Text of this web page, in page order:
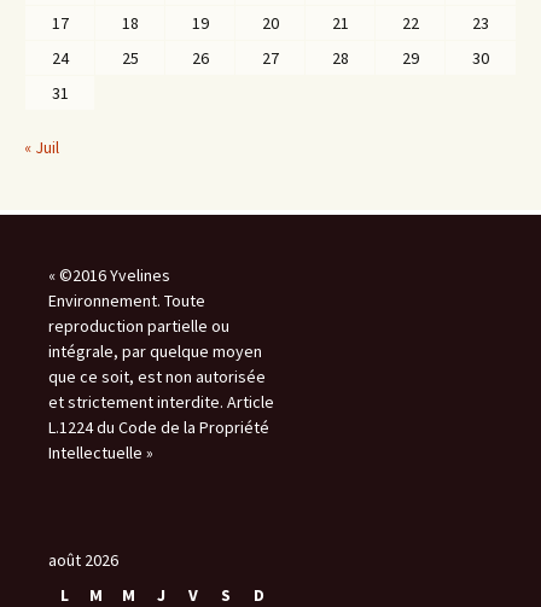
17
18 19 20 21 22
23
24
25 26 27 28 29
30
31
« Juil
« ©2016 Yvelines
Environnement. Toute
reproduction partielle ou
intégrale, par quelque moyen
que ce soit, est non autorisée
et strictement interdite. Article
L.1224 du Code de la Propriété
Intellectuelle »
août 2026
L
M M J V S
D